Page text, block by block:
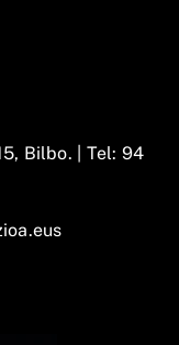
Bilbo. | Tel: 94